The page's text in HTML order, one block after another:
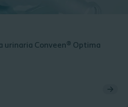
urinaria Conveen® Optima